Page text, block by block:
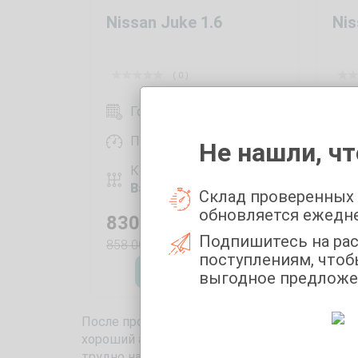
Nissan Juke 1.6
( 0 )
Год выпуска:
Пробег:
224099 км
Коробка передач:
Вариатор
830 000
858 000
Оставить заявку
После продажи своего авто любой
хороший автомобиль и при этом не
Не нашли,
Склад
обновляется
Подпишитесь на
поступлениям,
выгодное